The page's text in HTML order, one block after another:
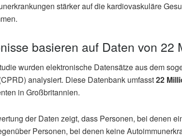
stärker auf die kardiovaskuläre
basieren auf Daten von 22
wurden elektronische Datensätze aus dem
analysiert. Diese Datenbank umfasst22
in Großbritannien.
der Daten zeigt, dass Personen, bei denen
Personen, bei denen keine